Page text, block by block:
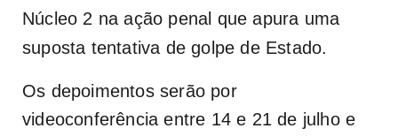
Núcleo 2 na ação penal que apura uma
suposta tentativa de golpe de Estado.
Os depoimentos serão por
videoconferência entre 14 e 21 de julho e